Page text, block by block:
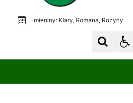
imieniny: Klary, Romana, Rozyny